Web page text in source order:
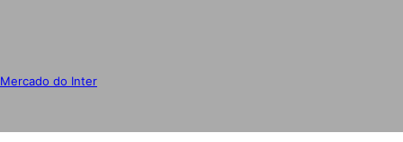
Mercado do Inter